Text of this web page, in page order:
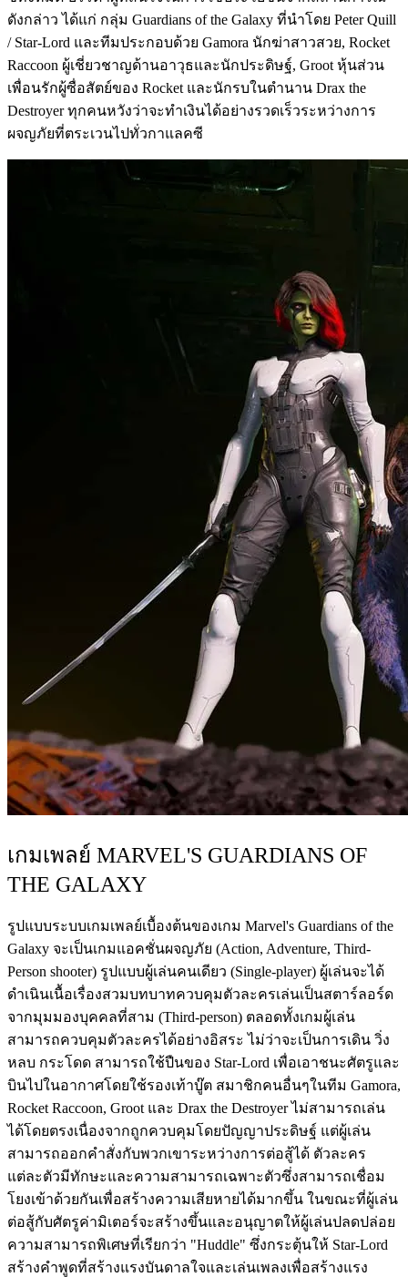
ดังกล่าว ได้แก่ กลุ่ม Guardians of the Galaxy ที่นำโดย Peter Quill
/ Star-Lord และทีมประกอบด้วย Gamora นักฆ่าสาวสวย, Rocket
Raccoon ผู้เชี่ยวชาญด้านอาวุธและนักประดิษฐ์, Groot หุ้นส่วน
เพื่อนรักผู้ซื่อสัตย์ของ Rocket และนักรบในตำนาน Drax the
Destroyer ทุกคนหวังว่าจะทำเงินได้อย่างรวดเร็วระหว่างการ
ผจญภัยที่ตระเวนไปทั่วกาแลคซี
เกมเพลย์ MARVEL'S GUARDIANS OF
THE GALAXY
รูปแบบระบบเกมเพลย์เบื้องต้นของเกม Marvel's Guardians of the
Galaxy จะเป็นเกมแอคชั่นผจญภัย (Action, Adventure, Third-
Person shooter) รูปแบบผู้เล่นคนเดียว (Single-player) ผู้เล่นจะได้
ดำเนินเนื้อเรื่องสวมบทบาทควบคุมตัวละครเล่นเป็นสตาร์ลอร์ด
จากมุมมองบุคคลที่สาม (Third-person) ตลอดทั้งเกมผู้เล่น
สามารถควบคุมตัวละครได้อย่างอิสระ ไม่ว่าจะเป็นการเดิน วิ่ง
หลบ กระโดด สามารถใช้ปืนของ Star-Lord เพื่อเอาชนะศัตรูและ
บินไปในอากาศโดยใช้รองเท้าบู๊ต สมาชิกคนอื่นๆในทีม Gamora,
Rocket Raccoon, Groot และ Drax the Destroyer ไม่สามารถเล่น
ได้โดยตรงเนื่องจากถูกควบคุมโดยปัญญาประดิษฐ์ แต่ผู้เล่น
สามารถออกคำสั่งกับพวกเขาระหว่างการต่อสู้ได้ ตัวละคร
แต่ละตัวมีทักษะและความสามารถเฉพาะตัวซึ่งสามารถเชื่อม
โยงเข้าด้วยกันเพื่อสร้างความเสียหายได้มากขึ้น ในขณะที่ผู้เล่น
ต่อสู้กับศัตรูค่ามิเตอร์จะสร้างขึ้นและอนุญาตให้ผู้เล่นปลดปล่อย
ความสามารถพิเศษที่เรียกว่า "Huddle" ซึ่งกระตุ้นให้ Star-Lord
สร้างคำพูดที่สร้างแรงบันดาลใจและเล่นเพลงเพื่อสร้างแรง